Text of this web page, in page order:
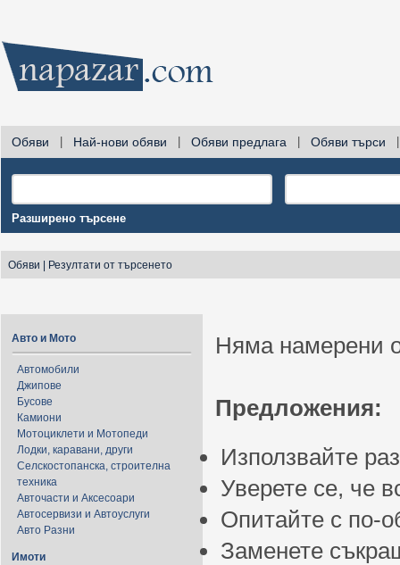
Обяви Най-нови обяви Обяви предлага Обяви търси
Разширено търсене
Обяви Резултати от търсенето
Авто и Мото
Автомобили
Джипове
Бусове
Камиони
Мотоциклети и Мотопеди
Лодки, каравани, други
Селскостопанска, строителна
техника
Авточасти и Аксесоари
Автосервизи и Автоуслуги
Авто Разни
Имоти
Няма намерени
Предложения:
Използвайте
Уверете се, че
Опитайте с по-
Заменете